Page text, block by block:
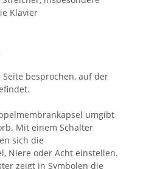
Klavier
besprochen, auf der
umgibt
Mit einem Schalter
sich die
Niere oder Acht einstellen.
zeigt in Symbolen die